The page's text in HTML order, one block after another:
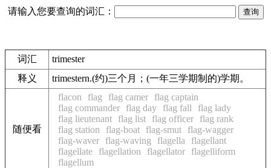
请输入您要查询的词汇：
词汇
trimester
释义
trimestern.(约)三个月；(一年三学期制的)学期。
随便看
flacon flag flag camer
flag captain
flag commander
flag day flag fall
flag lady
flag lieutenant
flag list flag officer
flag rank
flag station
flag-boat flag-smut
flag-wagger
flag-waver
flag-waving flagella
flagellant
flagellate
flagellation flagellator
flagelliform
flagellum